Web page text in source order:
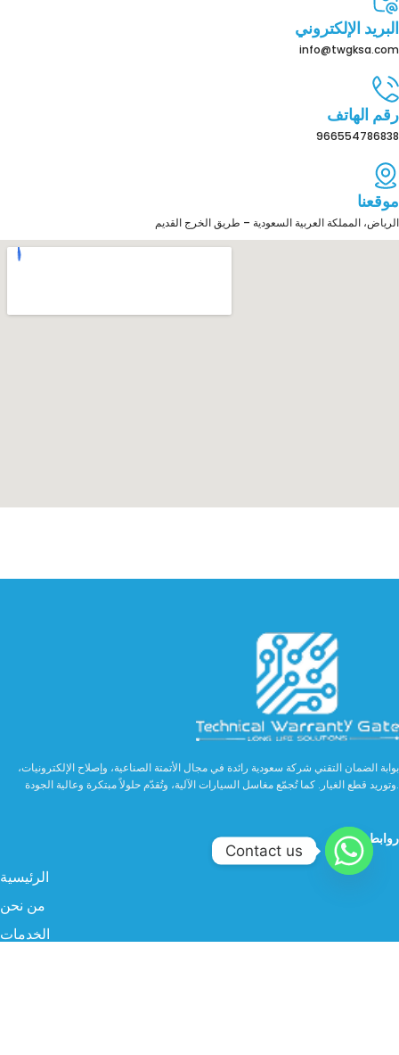
البريد الإلكتروني
info@twgksa.com
رقم الهاتف
966554786838
موقعنا
الرياض، المملكة العربية السعودية – طريق الخرج القديم
بوابة الضمان التقني شركة سعودية رائدة في مجال الأتمتة الصناعية، وإصلاح الإلكترونيات،
وتوريد قطع الغيار. كما تُجمّع مغاسل السيارات الآلية، وتُقدّم حلولاً مبتكرة وعالية الجودة.
روابط مهمة
الرئيسية
من نحن
الخدمات
Contact us